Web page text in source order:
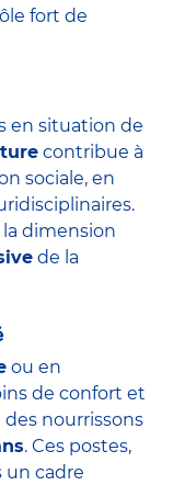
fort de
en situation de
contribue à
sociale, en
dimension
de la
ou en
de confort et
des nourrissons
. Ces postes,
un cadre